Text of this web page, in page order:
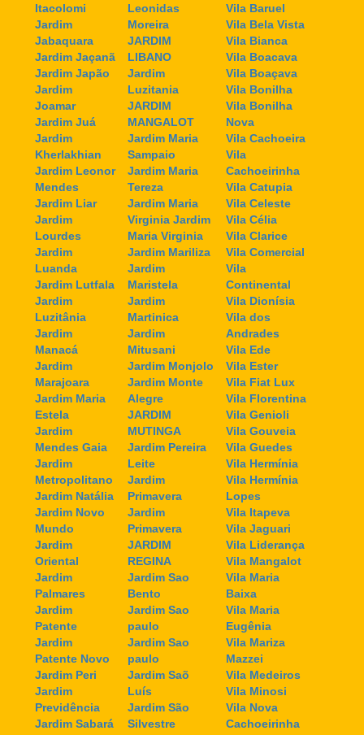
Itacolomi
Jardim
Jabaquara
Jardim Jaçanã
Jardim Japão
Jardim
Joamar
Jardim Juá
Jardim
Kherlakhian
Jardim Leonor
Mendes
Jardim Liar
Jardim
Lourdes
Jardim
Luanda
Jardim Lutfala
Jardim
Luzitânia
Jardim
Manacá
Jardim
Marajoara
Jardim Maria
Estela
Jardim
Mendes Gaia
Jardim
Metropolitano
Jardim Natália
Jardim Novo
Mundo
Jardim
Oriental
Jardim
Palmares
Jardim
Patente
Jardim
Patente Novo
Jardim Peri
Jardim
Previdência
Jardim Sabará
Leonidas
Moreira
JARDIM
LIBANO
Jardim
Luzitania
JARDIM
MANGALOT
Jardim Maria
Sampaio
Jardim Maria
Tereza
Jardim Maria
Virginia Jardim
Maria Virginia
Jardim Mariliza
Jardim
Maristela
Jardim
Martinica
Jardim
Mitusani
Jardim Monjolo
Jardim Monte
Alegre
JARDIM
MUTINGA
Jardim Pereira
Leite
Jardim
Primavera
Jardim
Primavera
JARDIM
REGINA
Jardim Sao
Bento
Jardim Sao
paulo
Jardim Sao
paulo
Jardim Saõ
Luís
Jardim São
Silvestre
Vila Baruel
Vila Bela Vista
Vila Bianca
Vila Boacava
Vila Boaçava
Vila Bonilha
Vila Bonilha
Nova
Vila Cachoeira
Vila
Cachoeirinha
Vila Catupia
Vila Celeste
Vila Célia
Vila Clarice
Vila Comercial
Vila
Continental
Vila Dionísia
Vila dos
Andrades
Vila Ede
Vila Ester
Vila Fiat Lux
Vila Florentina
Vila Genioli
Vila Gouveia
Vila Guedes
Vila Hermínia
Vila Hermínia
Lopes
Vila Itapeva
Vila Jaguari
Vila Liderança
Vila Mangalot
Vila Maria
Baixa
Vila Maria
Eugênia
Vila Mariza
Mazzei
Vila Medeiros
Vila Minosi
Vila Nova
Cachoeirinha